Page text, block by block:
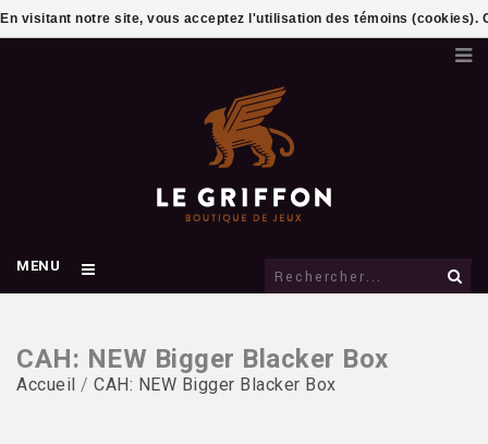
MENU
CAH: NEW Bigger Blacker Box
Accueil / CAH: NEW Bigger Blacker Box
En visitant notre site, vous acceptez l'utilisation des témoins